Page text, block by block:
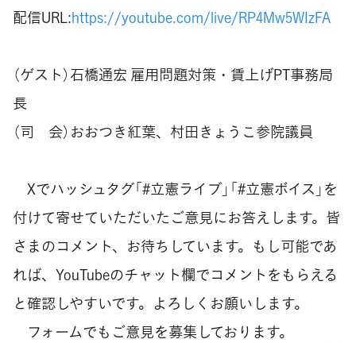
配信URL:https://youtube.com/live/RP4Mw5WIzFA
（ゲスト）石橋通宏 雇用問題対策・賃上げPT事務局
長
（司 会）おおつき紅葉、村田きょうこ参院議員
Xでハッシュタグ「#立憲ライブ」「#立憲ボイス」を
付けて寄せていただいたご意見にお答えします。皆
さまのコメント、お待ちしています。もし可能であ
れば、YouTubeのチャット欄でコメントをもらえる
と確認しやすいです。よろしくお願いします。
フォームでもご意見を募集しております。